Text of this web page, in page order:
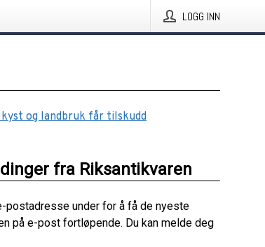
LOGG INN
og landbruk får tilskudd
fra Riksantikvaren
postadresse under for å få de nyeste
på e-post fortløpende. Du kan melde deg